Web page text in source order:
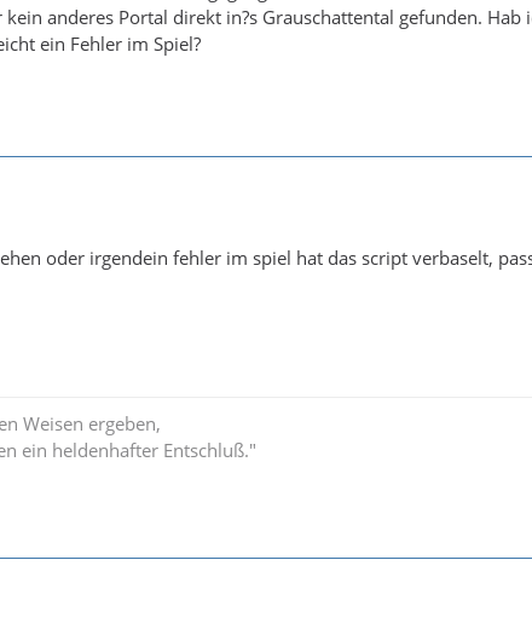
anderes Portal direkt in?s Grauschattental gefunden.
ein Fehler im Spiel?
oder irgendein fehler im spiel hat das script verbaselt,
Weisen ergeben,
ein heldenhafter Entschluß."